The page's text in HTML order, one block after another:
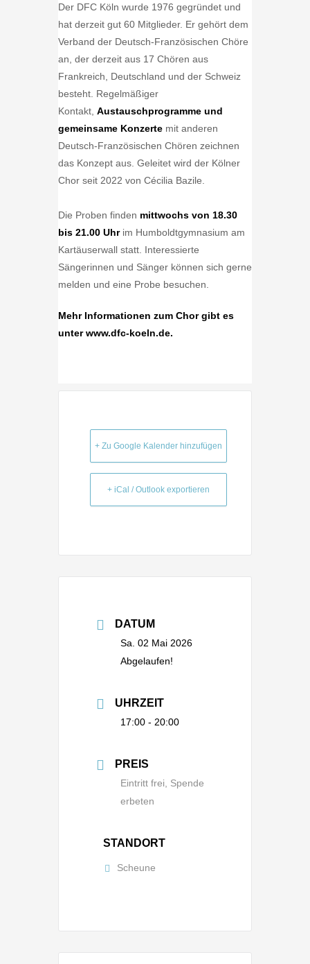
Der DFC Köln wurde 1976 gegründet und
hat derzeit gut 60 Mitglieder. Er gehört dem
Verband der Deutsch-Französischen Chöre
an, der derzeit aus 17 Chören aus
Frankreich, Deutschland und der Schweiz
besteht. Regelmäßiger
Kontakt, Austauschprogramme und
gemeinsame Konzerte mit anderen
Deutsch-Französischen Chören zeichnen
das Konzept aus. Geleitet wird der Kölner
Chor seit 2022 von Cécilia Bazile.
Die Proben finden mittwochs von 18.30
bis 21.00 Uhrim Humboldtgymnasium am
Kartäuserwall statt. Interessierte
Sängerinnen und Sänger können sich gerne
melden und eine Probe besuchen.
Mehr Informationen zum Chor gibt es
unterwww.dfc-koeln.de.
+ Zu Google Kalender hinzufügen
+ iCal / Outlook exportieren
DATUM
Sa. 02 Mai 2026
Abgelaufen!
UHRZEIT
17:00 - 20:00
PREIS
Eintritt frei, Spende
erbeten
STANDORT
Scheune